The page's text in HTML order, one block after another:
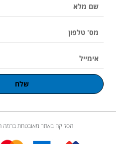
m
שלח
הסליקה באתר מאובטחת ברמה